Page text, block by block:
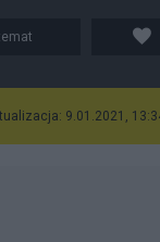
9.01.2021,